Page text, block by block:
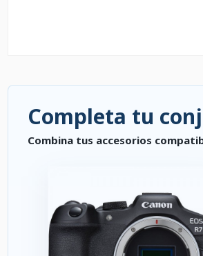
Completa tu
Combina tus accesorios